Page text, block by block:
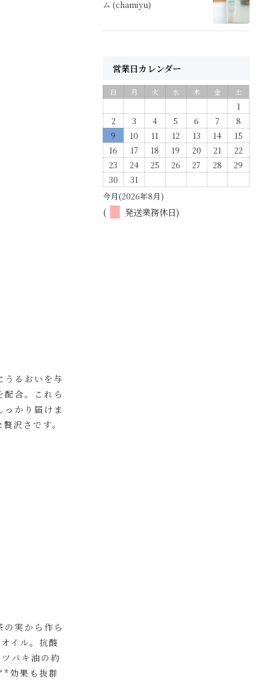
うるおいを与
配合。これら
っかり届けま
沢さです。
実から作ら
イル。抗酸
バキ油の約
*効果も抜群
ム (chamiyu)
営業日カレンダー
今月(2026年8月)
日 月 火 水 木 金 土
1
2
3 4 5 6 7
8
9
10 11 12 13 14
15
16
17 18 19 20 21
22
23
24 25 26 27 28
29
30
31
( 発送業務休日)